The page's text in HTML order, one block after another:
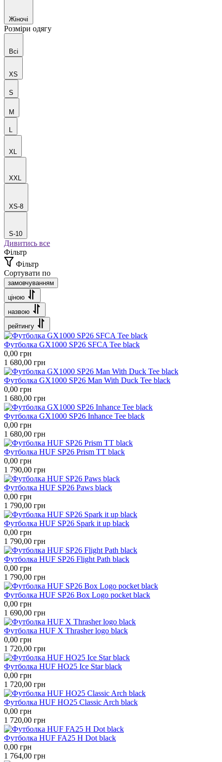
Жіночі
Розміри одягу
Всі
XS
S
M
XL
XXL
XS-8
S-10
Дивитись все
Фільтр
Фільтр
Сортувати по
замовчуванням
ціною
назвою
рейтингу
Футболка GX1000 SP26 SFCA Tee black
0,00 грн
1 680,00 грн
Футболка GX1000 SP26 Man With Duck Tee black
0,00 грн
1 680,00 грн
Футболка GX1000 SP26 Inhance Tee black
0,00 грн
1 680,00 грн
Футболка HUF SP26 Prism TT black
0,00 грн
1 790,00 грн
Футболка HUF SP26 Paws black
0,00 грн
1 790,00 грн
Футболка HUF SP26 Spark it up black
0,00 грн
1 790,00 грн
Футболка HUF SP26 Flight Path black
0,00 грн
1 790,00 грн
Футболка HUF SP26 Box Logo pocket black
0,00 грн
1 690,00 грн
Футболка HUF X Thrasher logo black
0,00 грн
1 720,00 грн
Футболка HUF HO25 Ice Star black
0,00 грн
1 720,00 грн
Футболка HUF HO25 Classic Arch black
0,00 грн
1 720,00 грн
Футболка HUF FA25 H Dot black
0,00 грн
1 764,00 грн